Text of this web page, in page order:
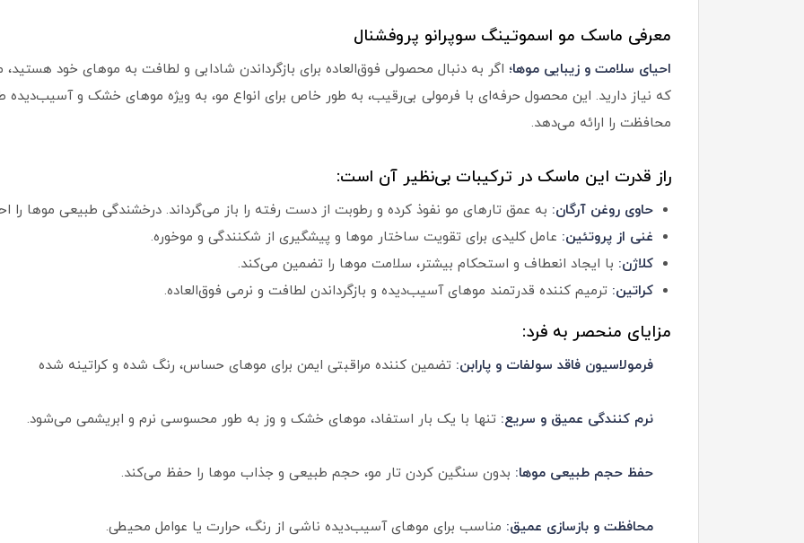
معرفی ماسک مو اسموتینگ سوپرانو پروفشنال
احیای سلامت و زیبایی موها؛ اگر به دنبال محصولی فوق‌العاده برای بازگرداندن شادابی و لطافت به موهای خود
که نیاز دارید. این محصول حرفه‌ای با فرمولی بی‌رقیب، به طور خاص برای انواع مو، به ویژه موهای خشک و آسیب‌دیده
محافظت را ارائه می‌دهد.
راز قدرت این ماسک در ترکیبات بی‌نظیر آن است:
حاوی روغن آرگان: به عمق تارهای مو نفوذ کرده و رطوبت از دست رفته را باز می‌گرداند. درخشندگی طبیعی موها
غنی از پروتئین: عامل کلیدی برای تقویت ساختار موها و پیشگیری از شکنندگی و موخوره.
کلاژن: با ایجاد انعطاف و استحکام بیشتر، سلامت موها را تضمین می‌کند.
کراتین: ترمیم کننده قدرتمند موهای آسیب‌دیده و بازگرداندن لطافت و نرمی فوق‌العاده.
مزایای منحصر به فرد:
فرمولاسیون فاقد سولفات و پارابن: تضمین کننده مراقبتی ایمن برای موهای حساس، رنگ شده و کراتینه شده
نرم کنندگی عمیق و سریع: تنها با یک بار استفاد، موهای خشک و وز به طور محسوسی نرم و ابریشمی می‌شود.
حفظ حجم طبیعی موها: بدون سنگین کردن تار مو، حجم طبیعی و جذاب موها را حفظ می‌کند.
محافظت و بازسازی عمیق: مناسب برای موهای آسیب‌دیده ناشی از رنگ، حرارت یا عوامل محیطی.